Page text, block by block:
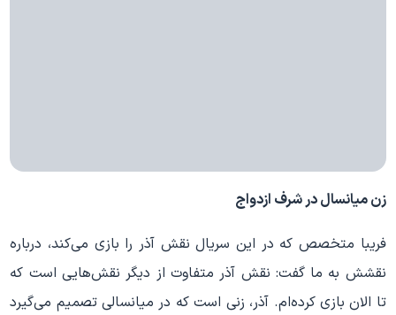
زن میانسال در شرف ازدواج
فریبا متخصص که در این سریال نقش آذر را بازی میکند، درباره
نقشش به ما گفت: نقش آذر متفاوت از دیگر نقشهایی است که
تا الان بازی کردهام. آذر، زنی است که در میانسالی تصمیم میگیرد